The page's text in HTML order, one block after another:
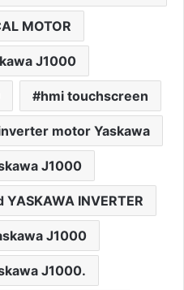
MOTOR
J1000
hmi touchscreen
motor Yaskawa
J1000
INVERTER
J1000
J1000.